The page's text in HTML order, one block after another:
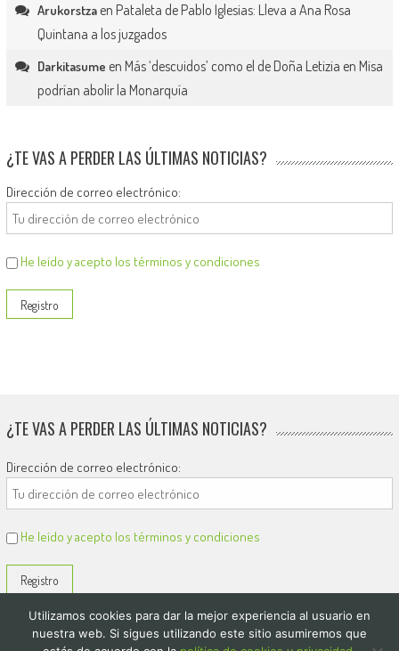
Arukorstzaen Pataleta de Pablo Iglesias: Lleva a Ana Rosa
Quintana a los juzgados
Darkitasume en Más ‘descuidos’ como el de Doña Letizia en Misa
podrían abolir la Monarquía
¿TE VAS A PERDER LAS ÚLTIMAS NOTICIAS?
Dirección de correo electrónico:
He leído y acepto los términos y condiciones
¿TE VAS A PERDER LAS ÚLTIMAS NOTICIAS?
Dirección de correo electrónico:
He leído y acepto los términos y condiciones
Utilizamos cookies para dar la mejor experiencia al usuario en
nuestra web. Si sigues utilizando este sitio asumiremos que